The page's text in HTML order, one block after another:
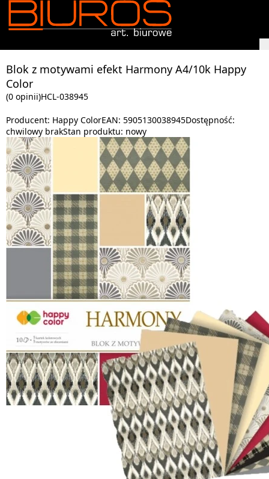
Blok z motywami efekt Harmony A4/10k Happy
Color
(0 opinii)HCL-038945
Producent: Happy ColorEAN: 5905130038945Dostępność:
chwilowy brakStan produktu: nowy